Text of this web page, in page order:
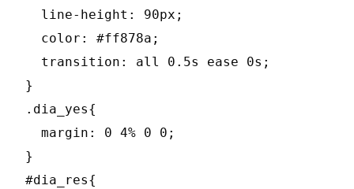
  line-height: 90px;
  color: #ff878a;
  transition: all 0.5s ease 0s;
}
.dia_yes{
  margin: 0 4% 0 0;
}
#dia_res{